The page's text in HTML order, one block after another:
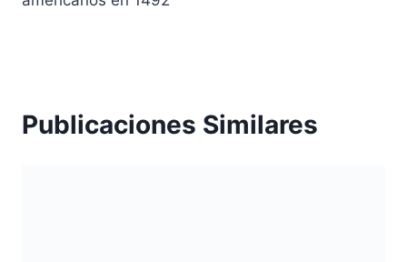
Publicaciones Similares